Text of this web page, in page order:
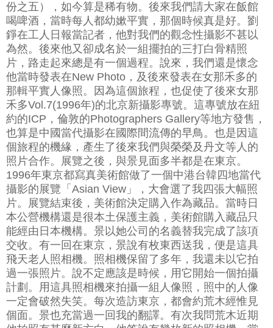
份之五），如今算是稀有物。後來我們請大家在飯館
喝啤酒，當時每人都幼嫰平實，那個時候真是好。劉
錚在工人日報當記者，他對我們的觀念性攝影不甚以
為然。後來他又卻成名於一組擺拍的三打白骨精照
片，路走起來總是有一個過程。說來，我們還是懷念
他當時發表在New Photo，及後來發表在女那禾多的
那輯平實人像照。因為這個旅程，也促使了後來女那
禾多Vol.7(1996年)的北京新攝影專號。這專號放在紐
約的ICP，倫敦的Photographers Gallery等地方發售，
也算是中國當代攝影在國際間流傳的早鳥。也是因這
個旅程的機緣，產生了後來我們與榮榮及丹文等人的
照片合作。展覽之後，與景見面多半都是在東京。
1996年東京都寫真美術館做了一個中港台韓四地當代
攝影的展覽「Asian View」，大會選了我四張大幅照
片。展覽結束後，美術館決定購入作為藏品。當時日
本公營機構還是很本土保護主義，美術館購入藏品只
能經由日本機構。景以她公司的名義替我完成了該項
交收。有一回在東京，景說有枚東西送我，便是這具
飛天老人照相機。照相機保留了多年，我還未以它拍
過一張照片。說不定應該是時候，用它開始一個拍攝
計劃。用這具照相機來拍攝一組人像照，照中的人像
一定會破然失笑。每次造訪東京，都會約荒木經惟見
個面。景也充當過一回我的翻譯。有次我問荒木近期